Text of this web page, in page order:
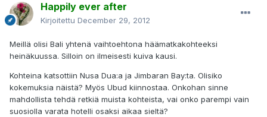
Happily ever after
Kirjoitettu December 29, 2012
Meillä olisi Bali yhtenä vaihtoehtona häämatkakohteeksi
heinäkuussa. Silloin on ilmeisesti kuiva kausi.
Kohteina katsottiin Nusa Dua:a ja Jimbaran Bay:ta. Olisiko
kokemuksia näistä? Myös Ubud kiinnostaa. Onkohan sinne
mahdollista tehdä retkiä muista kohteista, vai onko parempi vain
suosiolla varata hotelli osaksi aikaa sieltä?